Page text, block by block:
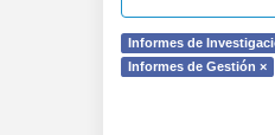
Informes de
Informes de Gestión ×